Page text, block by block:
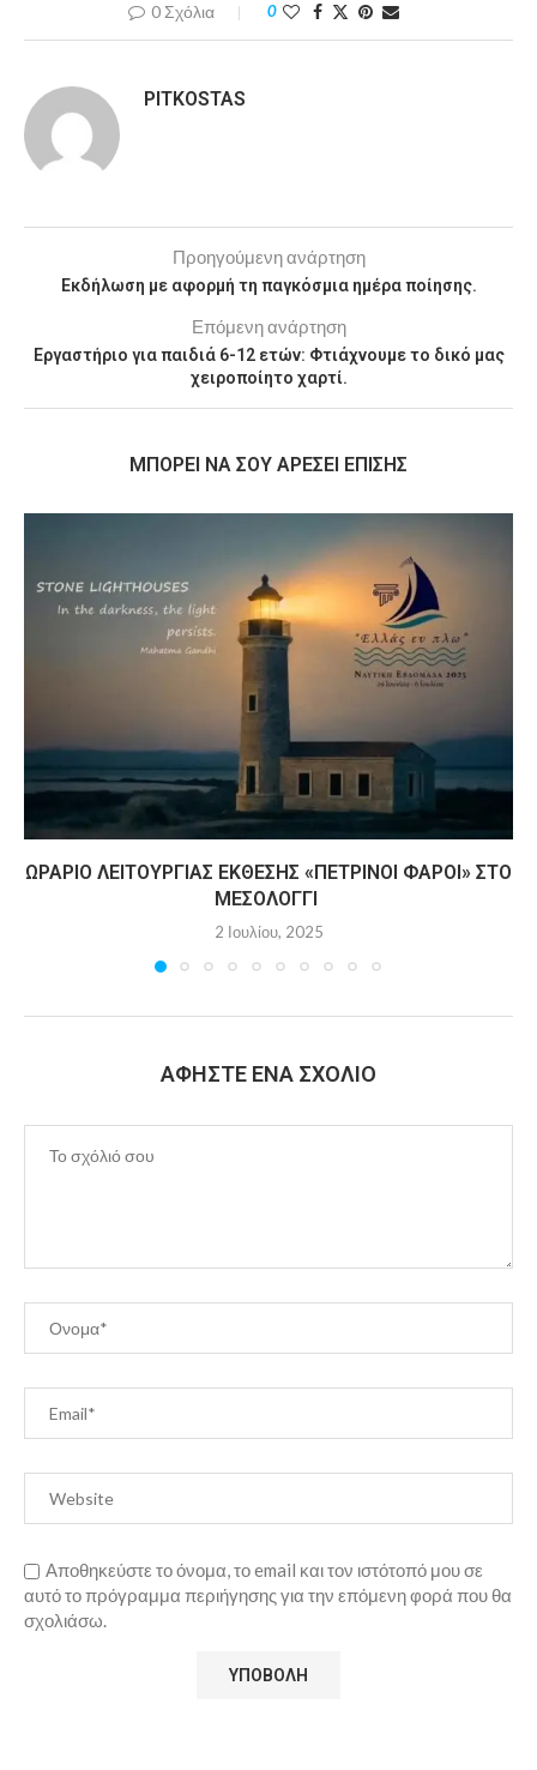
0 Σχόλια 0
PITKOSTAS
Προηγούμενη ανάρτηση
Εκδήλωση με αφορμή τη παγκόσμια ημέρα ποίησης.
Επόμενη ανάρτηση
Εργαστήριο για παιδιά 6-12 ετών: Φτιάχνουμε το δικό μας
χειροποίητο χαρτί.
MΠΟΡΕΊ ΝΑ ΣΟΥ ΑΡΈΣΕΙ ΕΠΊΣΗΣ
ΩΡΆΡΙΟ ΛΕΙΤΟΥΡΓΊΑΣ ΈΚΘΕΣΗΣ «ΠΈΤΡΙΝΟΙ ΦΆΡΟΙ» ΣΤΟ
ΜΕΣΟΛΌΓΓΙ
2 Ιουλίου, 2025
ΑΦΉΣΤΕ ΈΝΑ ΣΧΌΛΙΟ
Αποθηκεύστε το όνομα, το email και τον ιστότοπό μου σε
αυτό το πρόγραμμα περιήγησης για την επόμενη φορά που θα
σχολιάσω.